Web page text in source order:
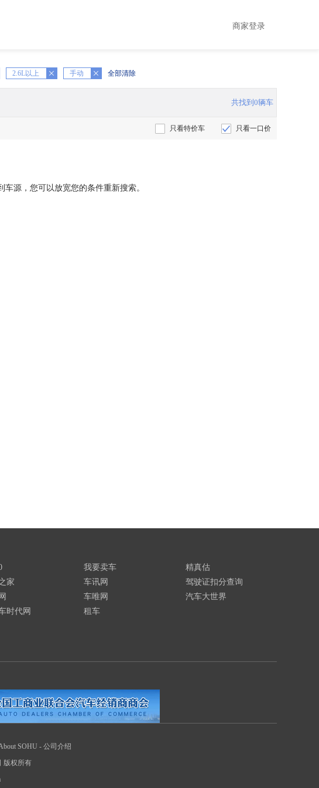
商家登录
2.6L以上 手动
X 全部清除
共找到0辆车
只看特价车 只看一口价
源，您可以放宽您的条件重新搜索。
家
时代网
我要卖车
车讯网
车唯网
租车
精真估
驾驶证扣分查询
汽车大世界
SOHU - 公司介绍
版权所有